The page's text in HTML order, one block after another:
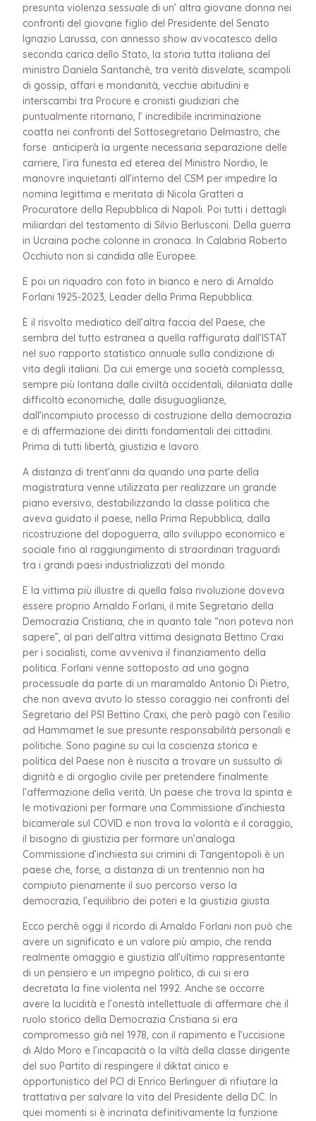
presunta violenza sessuale di un’ altra giovane donna nei
confronti del giovane figlio del Presidente del Senato
Ignazio Larussa, con annesso show avvocatesco della
seconda carica dello Stato, la storia tutta italiana del
ministro Daniela Santanchè, tra verità disvelate, scampoli
di gossip, affari e mondanità, vecchie abitudini e
interscambi tra Procure e cronisti giudiziari che
puntualmente ritornano, l’ incredibile incriminazione
coatta nei confronti del Sottosegretario Delmastro, che
forse anticiperà la urgente necessaria separazione delle
carriere, l’ira funesta ed eterea del Ministro Nordio, le
manovre inquietanti all’interno del CSM per impedire la
nomina legittima e meritata di Nicola Gratteri a
Procuratore della Repubblica di Napoli. Poi tutti i dettagli
miliardari del testamento di Silvio Berlusconi. Della guerra
in Ucraina poche colonne in cronaca. In Calabria Roberto
Occhiuto non si candida alle Europee.
E poi un riquadro con foto in bianco e nero di Arnaldo
Forlani 1925-2023, Leader della Prima Repubblica.
È il risvolto mediatico dell’altra faccia del Paese, che
sembra del tutto estranea a quella raffigurata dall’ISTAT
nel suo rapporto statistico annuale sulla condizione di
vita degli italiani. Da cui emerge una società complessa,
sempre più lontana dalle civiltà occidentali, dilaniata dalle
difficoltà economiche, dalle disuguaglianze,
dall’incompiuto processo di costruzione della democrazia
e di affermazione dei diritti fondamentali dei cittadini.
Prima di tutti libertà, giustizia e lavoro.
A distanza di trent’anni da quando una parte della
magistratura venne utilizzata per realizzare un grande
piano eversivo, destabilizzando la classe politica che
aveva guidato il paese, nella Prima Repubblica, dalla
ricostruzione del dopoguerra, allo sviluppo economico e
sociale fino al raggiungimento di straordinari traguardi
tra i grandi paesi industrializzati del mondo.
E la vittima più illustre di quella falsa rivoluzione doveva
essere proprio Arnaldo Forlani, il mite Segretario della
Democrazia Cristiana, che in quanto tale “non poteva non
sapere”, al pari dell’altra vittima designata Bettino Craxi
per i socialisti, come avveniva il finanziamento della
politica. Forlani venne sottoposto ad una gogna
processuale da parte di un maramaldo Antonio Di Pietro,
che non aveva avuto lo stesso coraggio nei confronti del
Segretario del PSI Bettino Craxi, che però pagò con l’esilio
ad Hammamet le sue presunte responsabilità personali e
politiche. Sono pagine su cui la coscienza storica e
politica del Paese non è riuscita a trovare un sussulto di
dignità e di orgoglio civile per pretendere finalmente
l’affermazione della verità. Un paese che trova la spinta e
le motivazioni per formare una Commissione d’inchiesta
bicamerale sul COVID e non trova la volontà e il coraggio,
il bisogno di giustizia per formare un’analoga
Commissione d’inchiesta sui crimini di Tangentopoli è un
paese che, forse, a distanza di un trentennio non ha
compiuto pienamente il suo percorso verso la
democrazia, l’equilibrio dei poteri e la giustizia giusta.
Ecco perchè oggi il ricordo di Arnaldo Forlani non può che
avere un significato e un valore più ampio, che renda
realmente omaggio e giustizia all’ultimo rappresentante
di un pensiero e un impegno politico, di cui si era
decretata la fine violenta nel 1992. Anche se occorre
avere la lucidità e l’onestà intellettuale di affermare che il
ruolo storico della Democrazia Cristiana si era
compromesso già nel 1978, con il rapimento e l’uccisione
di Aldo Moro e l’incapacità o la viltà della classe dirigente
del suo Partito di respingere il diktat cinico e
opportunistico del PCI di Enrico Berlinguer di rifiutare la
trattativa per salvare la vita del Presidente della DC. In
quei momenti si è incrinata definitivamente la funzione